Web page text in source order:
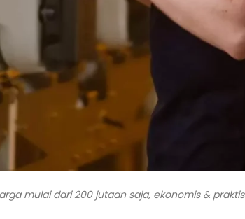
mulai dari 200 jutaan saja, ekonomis & praktis